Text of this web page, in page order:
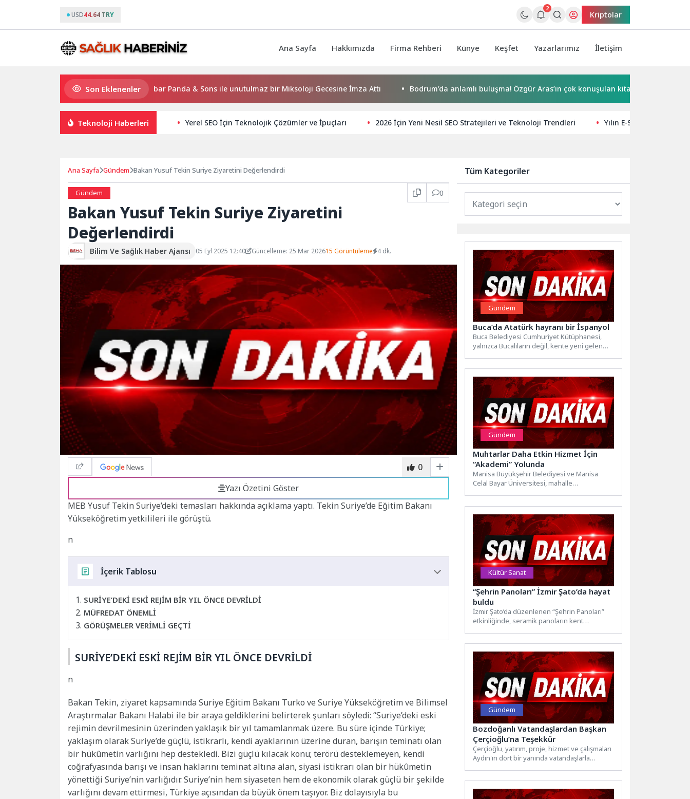
USD44.64 TRY
2
Kriptolar
Ana Sayfa Hakkımızda Firma Rehberi Künye Keşfet Yazarlarımız İletişim
Son Eklenenler
Gloria Hotels & Resorts, Ödüllü bar Panda & Sons ile unutulmaz bir Miksoloji Gecesine İmza Attı Bodrum’da anlamlı buluşma! Özgür Aras’ın çok konuşulan kitabı yeni baskısını
Teknoloji Haberleri Yerel SEO İçin Teknolojik Çözümler ve İpuçları 2026 İçin Yeni Nesil SEO Stratejileri ve Teknoloji Trendleri Yılın E-Spor ve Oyun
Ana Sayfa Gündem Bakan Yusuf Tekin Suriye Ziyaretini Değerlendirdi
Gündem 0
Bakan Yusuf Tekin Suriye Ziyaretini
Değerlendirdi
Bilim Ve Sağlık Haber Ajansı 05 Eyl 2025 12:40 Güncelleme: 25 Mar 202615 Görüntüleme 4 dk.
0
Yazı Özetini Göster
MEB Yusuf Tekin Suriye’deki temasları hakkında açıklama yaptı. Tekin Suriye’de Eğitim Bakanı
Yükseköğretim yetkilileri ile görüştü.
n
İçerik Tablosu
SURİYE’DEKİ ESKİ REJİM BİR YIL ÖNCE DEVRİLDİ
MÜFREDAT ÖNEMLİ
GÖRÜŞMELER VERİMLİ GEÇTİ
SURİYE’DEKİ ESKİ REJİM BİR YIL ÖNCE DEVRİLDİ
n
Bakan Tekin, ziyaret kapsamında Suriye Eğitim Bakanı Turko ve Suriye Yükseköğretim ve Bilimsel
Araştırmalar Bakanı Halabi ile bir araya geldiklerini belirterek şunları söyledi: “Suriye’deki eski
rejimin devrilmesinin üzerinden yaklaşık bir yıl tamamlanmak üzere. Bu süre içinde Türkiye;
yaklaşım olarak Suriye’de güçlü, istikrarlı, kendi ayaklarının üzerine duran, barışın teminatı olan
bir hükûmetin varlığını hep destekledi. Bizi güçlü kılacak konu; terörü desteklemeyen, kendi
coğrafyasında barışı ve insan haklarını teminat altına alan, siyasi istikrarı olan bir hükûmetin
yönettiği Suriye’nin varlığıdır. Suriye’nin hem siyaseten hem de ekonomik olarak güçlü bir şekilde
varlığını devam ettirmesi, Türkiye açısından da büyük önem taşıyor. Biz dolayısıyla bu
Tüm Kategoriler
Gündem
Buca’da Atatürk hayranı bir İspanyol
Buca Belediyesi Cumhuriyet Kütüphanesi,
yalnızca Bucalıların değil, kente yeni gelen
Gündem
Muhtarlar Daha Etkin Hizmet İçin
“Akademi” Yolunda
Manisa Büyükşehir Belediyesi ve Manisa
Celal Bayar Üniversitesi, mahalle
Kültür Sanat
“Şehrin Panoları” İzmir Şato’da hayat
buldu
İzmir Şato’da düzenlenen “Şehrin Panoları”
etkinliğinde, seramik panoların kent
Gündem
Bozdoğanlı Vatandaşlardan Başkan
Çerçioğlu’na Teşekkür
Çerçioğlu, yatırım, proje, hizmet ve çalışmaları
Aydın'ın dört bir yanında vatandaşlarla